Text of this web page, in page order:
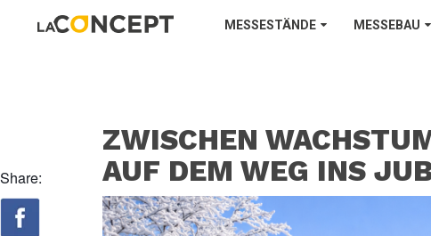
MESSESTÄNDE MESSEBAU
Share:
ZWISCHEN
AUF DEM WEG INS